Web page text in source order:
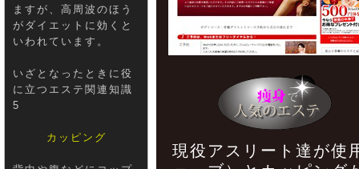
ますが、高周波のほう
がダイエットに効くと
いわれています。
いざとなったときに役
に立つエステ関連知識
5
カッピング
現役アスリート達が使